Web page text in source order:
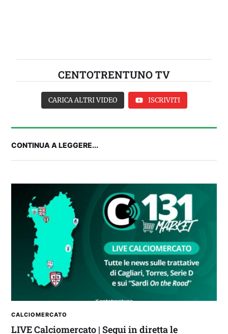
CENTOTRENTUNO TV
Balliana: “Firmare con la Bora è come andare al
Real Madrid. Ora obiettivo Lunigiana”
CARICA ALTRI VIDEO ISCRIVITI
CONTINUA A LEGGERE...
CALCIOMERCATO
LIVE Calciomercato | Segui in diretta le